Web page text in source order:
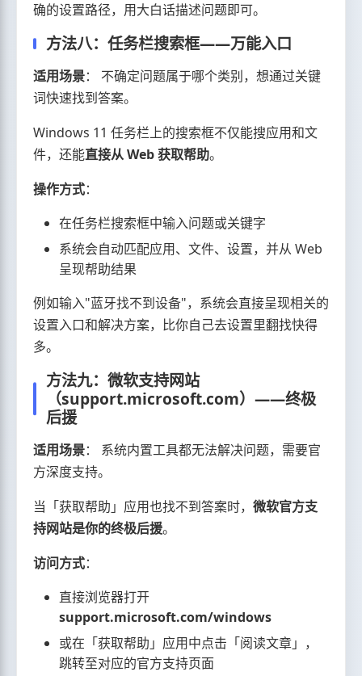
确的设置路径，用大白话描述问题即可。
方法八：任务栏搜索框——万能入口
适用场景： 不确定问题属于哪个类别，想通过关键
词快速找到答案。
Windows 11 任务栏上的搜索框不仅能搜应用和文
件，还能直接从 Web 获取帮助。
操作方式：
在任务栏搜索框中输入问题或关键字
系统会自动匹配应用、文件、设置，并从 Web
呈现帮助结果
例如输入"蓝牙找不到设备"，系统会直接呈现相关的
设置入口和解决方案，比你自己去设置里翻找快得
多。
方法九：微软支持网站
（support.microsoft.com）——终极
后援
适用场景： 系统内置工具都无法解决问题，需要官
方深度支持。
当「获取帮助」应用也找不到答案时， 微软官方支
持网站是你的终极后援。
访问方式：
直接浏览器打开
support.microsoft.com/windows
或在「获取帮助」应用中点击「阅读文章」，
跳转至对应的官方支持页面